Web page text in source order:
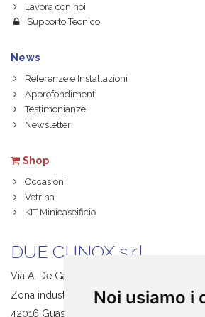
Noi usiamo i
Lavora con noi
Supporto Tecnico
News
Referenze e Installazioni
Approfondimenti
Testimonianze
Newsletter
Shop
Occasioni
Vetrina
KIT Minicaseificio
DUE CI INOX s.r.l.
Via A. De Gasperi, 1
Zona industriale S. Giacomo
42016 Guastalla (RE) Italy